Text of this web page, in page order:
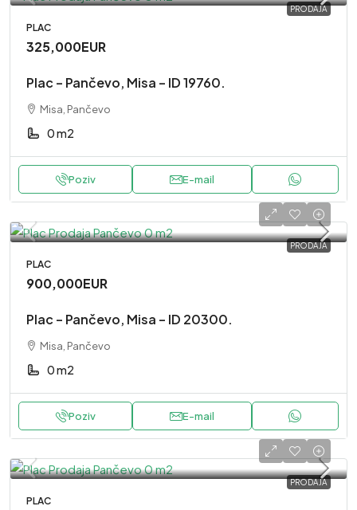
PRODAJA
PLAC
325,000EUR
Plac – Pančevo, Misa – ID 19760.
Misa, Pančevo
0 m2
Poziv E-mail
PRODAJA
PLAC
900,000EUR
Plac – Pančevo, Misa – ID 20300.
Misa, Pančevo
0 m2
Poziv E-mail
PRODAJA
PLAC